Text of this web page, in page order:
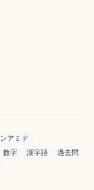
アミド
数字 漢字語
過去問